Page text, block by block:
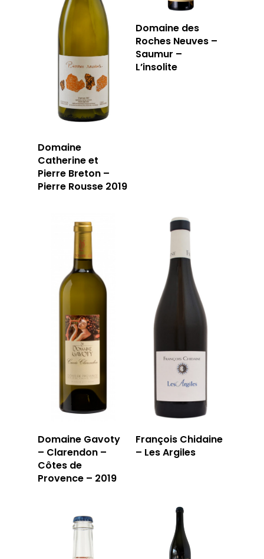
Domaine
Catherine et
Pierre Breton –
Pierre Rousse 2019
Domaine des
Roches Neuves –
Saumur –
L’insolite
Domaine Gavoty
– Clarendon –
Côtes de
Provence – 2019
François Chidaine
– Les Argiles
LA TOURNÉE DU
LA CARTE DU
JOUR